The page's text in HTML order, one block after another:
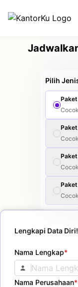
Pilih
Paket
Paket
Paket
Paket
Lengkapi Data Diri!
Nama Lengkap*
Nama Perusahaan*